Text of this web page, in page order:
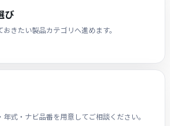
び
きたい製品カテゴリへ進めます。
式・ナビ品番を用意してご相談ください。